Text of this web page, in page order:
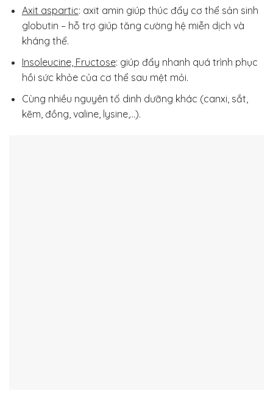
Axit aspartic: axit amin giúp thúc đẩy cơ thể sản sinh
globutin – hỗ trợ giúp tăng cường hệ miễn dịch và
kháng thể.
Insoleucine, Fructose: giúp đẩy nhanh quá trình phục
hồi sức khỏe của cơ thể sau mệt mỏi.
Cùng nhiều nguyên tố dinh dưỡng khác (canxi, sắt,
kẽm, đồng, valine, lysine,…).